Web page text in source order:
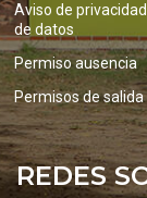
Aviso de
de datos
Permiso ausencia
Permisos de salida
REDES